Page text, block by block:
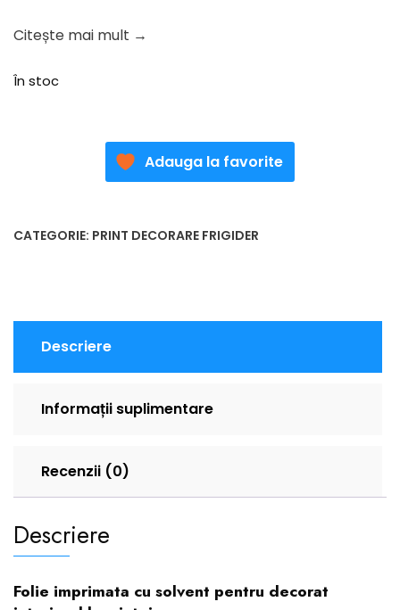
Citește mai mult →
În stoc
Adauga la favorite
CATEGORIE: PRINT DECORARE FRIGIDER
Descriere
Informații suplimentare
Recenzii (0)
Descriere
Folie imprimata cu solvent pentru decorat